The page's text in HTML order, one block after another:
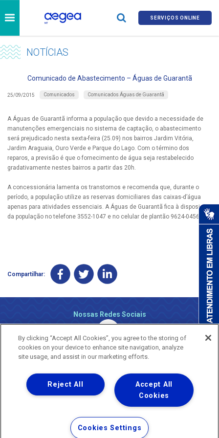
SERVIÇOS ONLINE
NOTÍCIAS
Comunicado de Abastecimento – Águas de Guarantã
25/09/2015 Comunicados Comunicados Águas de Guarantã
A Águas de Guarantã informa a população que devido a necessidade de
manutenções emergenciais no sistema de captação, o abastecimento
será prejudicado nesta sexta-feira (25.09) nos bairros Jardim Vitória,
Jardim Araguaia, Ouro Verde e Parque do Lago. Com o término dos
reparos, a previsão é que o fornecimento de água seja restabelecido
gradativamente nestes bairros a partir das 20h.
A concessionária lamenta os transtornos e recomenda que, durante o
período, a população utilize as reservas domiciliares das caixas-d’água
apenas para atividades essenciais. A Águas de Guarantã fica à disposição
da população no telefone 3552-1047 e no celular de plantão 9624-0456.
Compartilhar:
Nossas Redes Sociais
Uma empresa
Copyright ® 2026 - Todos os Direitos Reservados.
Nossa natureza movimenta a vida
Termos Gerais de Uso de Sites e Aplicativos
Política de Privacidade e Proteção de Dados
By clicking “Accept All Cookies”, you agree to the storing of
cookies on your device to enhance site navigation, analyze
site usage, and assist in our marketing efforts.
Accept All
Cookies
Reject All
Cookies Settings